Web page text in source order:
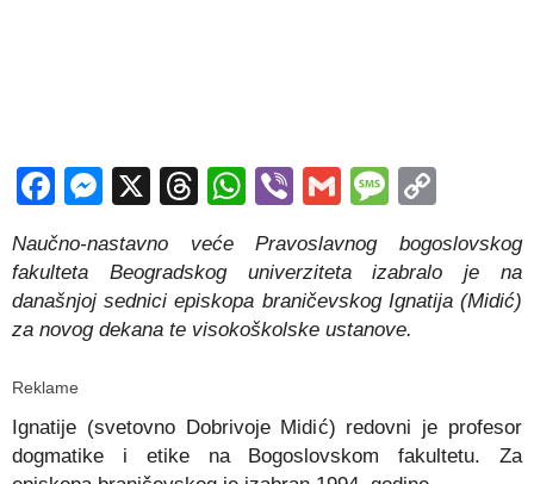
Facebook
Messenger
X Threads
WhatsApp
ViberGmail
Naučno-nastavno veće Pravoslavnog bogoslovskog
fakulteta Beogradskog univerziteta izabralo je na
današnjoj sednici episkopa braničevskog Ignatija (Midić)
za novog dekana te visokoškolske ustanove.
Reklame
Ignatije (svetovno Dobrivoje Midić) redovni je profesor
dogmatike i etike na Bogoslovskom fakultetu. Za